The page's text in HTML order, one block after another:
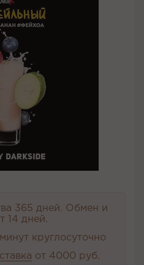
365 дней. Обмен и
14 дней.
круглосуточно
от 4000 руб.